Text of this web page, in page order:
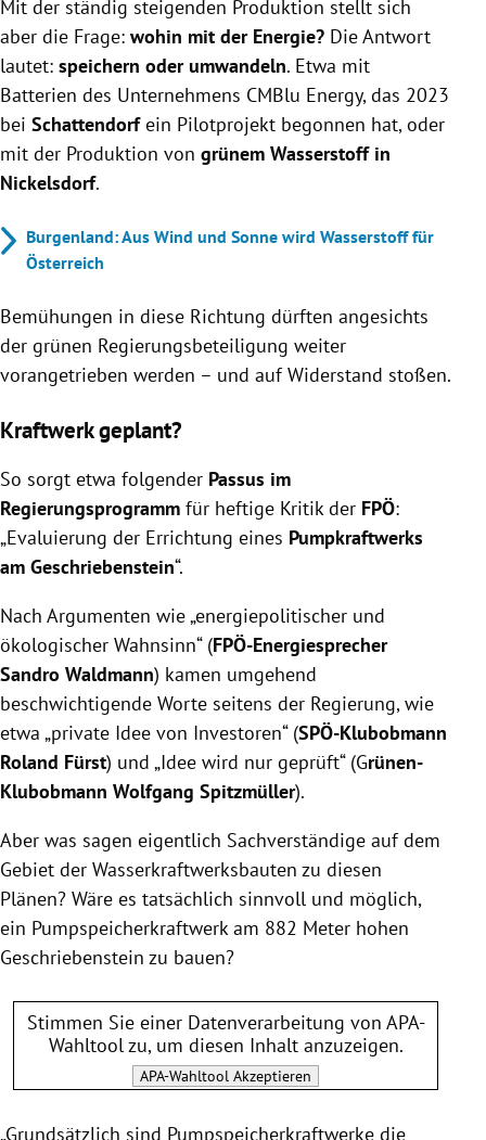
Mit der ständig steigenden Produktion stellt sich
aber die Frage: wohin mit der Energie? Die Antwort
lautet: speichern oder umwandeln. Etwa mit
Batterien des Unternehmens CMBlu Energy, das 2023
bei Schattendorfein Pilotprojekt begonnen hat, oder
mit der Produktion von grünem Wasserstoff in
Nickelsdorf.
Burgenland: Aus Wind und Sonne wird Wasserstoff für
Österreich
Bemühungen in diese Richtung dürften angesichts
der grünen Regierungsbeteiligung weiter
vorangetrieben werden – und auf Widerstand stoßen.
Kraftwerk geplant?
So sorgt etwa folgender Passus im
Regierungsprogramm für heftige Kritik der FPÖ:
„Evaluierung der Errichtung eines Pumpkraftwerks
am Geschriebenstein“.
Nach Argumenten wie „energiepolitischer und
ökologischer Wahnsinn“ (FPÖ-Energiesprecher
Sandro Waldmann) kamen umgehend
beschwichtigende Worte seitens der Regierung, wie
etwa „private Idee von Investoren“ (SPÖ-Klubobmann
Roland Fürst) und „Idee wird nur geprüft“ (Grünen-
Klubobmann Wolfgang Spitzmüller).
Aber was sagen eigentlich Sachverständige auf dem
Gebiet der Wasserkraftwerksbauten zu diesen
Plänen? Wäre es tatsächlich sinnvoll und möglich,
ein Pumpspeicherkraftwerk am 882 Meter hohen
Geschriebenstein zu bauen?
Stimmen Sie einer Datenverarbeitung von APA-
Wahltoolzu, um diesen Inhalt anzuzeigen.
APA-Wahltool Akzeptieren
„Grundsätzlich sind Pumpspeicherkraftwerke die